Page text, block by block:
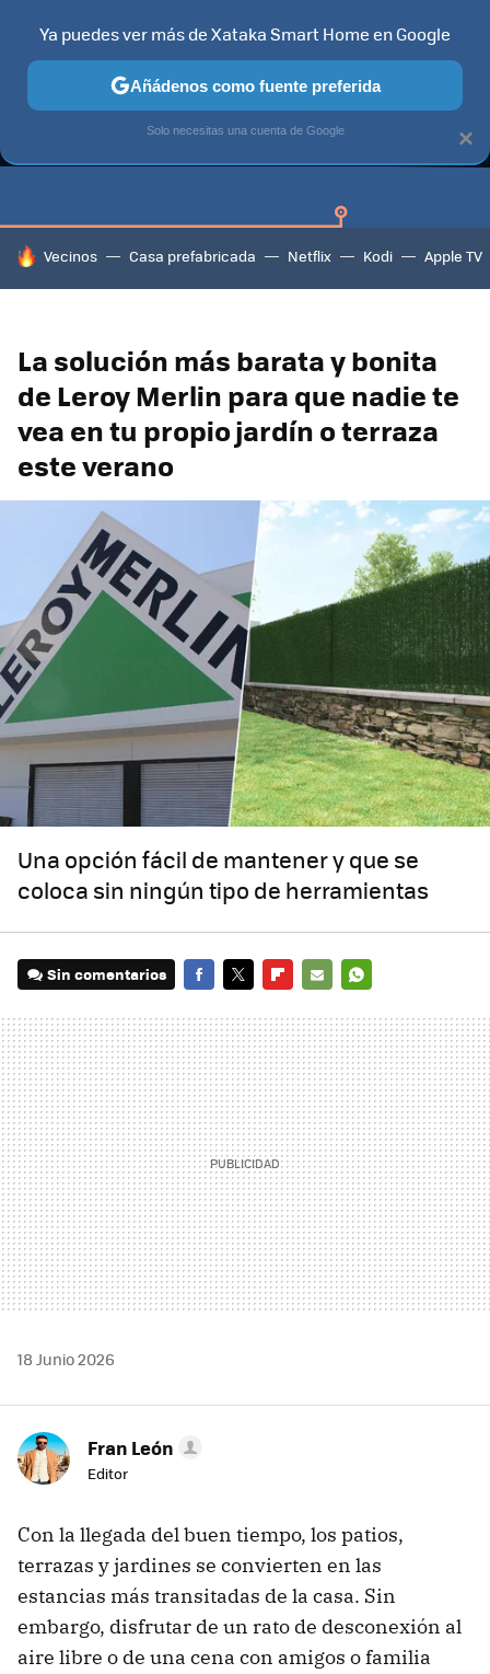
GUÍAS DE COMPRA CAZANDO GANGAS OFERTAS EN
HOY SE HABLA DE
Vecinos Casa prefabricada Netflix Kodi Apple TV
La solución más barata y bonita
de Leroy Merlin para que nadie te
vea en tu propio jardín o terraza
este verano
Una opción fácil de mantener y que se
coloca sin ningún tipo de herramientas
Sin comentarios
MAIL
18 Junio 2026
Fran León
Editor
Con la llegada del buen tiempo, los patios,
terrazas y jardines se convierten en las
estancias más transitadas de la casa. Sin
embargo, disfrutar de un rato de desconexión al
aire libre o de una cena con amigos o familia
×
Ya puedes ver más de Xataka Smart Home en Google
Añádenos como fuente preferida
Solo necesitas una cuenta de Google